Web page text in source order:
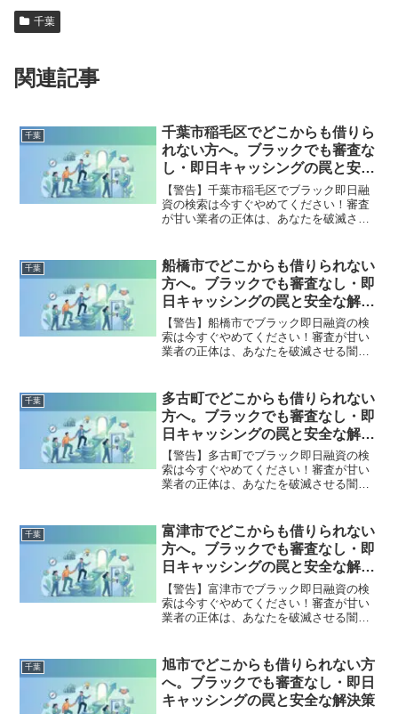
千葉
関連記事
千葉
千葉市稲毛区でどこからも借りら
れない方へ。ブラックでも審査な
し・即日キャッシングの罠と安全
な解決策
【警告】千葉市稲毛区でブラック即日融
資の検索は今すぐやめてください！審査
が甘い業者の正体は、あなたを破滅させ
す。千葉市稲毛区で違法業者を避け、借
金地獄から抜け出した方々の実体験と確
実な解決策を完全公開。
千葉
船橋市でどこからも借りられない
方へ。ブラックでも審査なし・即
日キャッシングの罠と安全な解決
策
【警告】船橋市でブラック即日融資の検
索は今すぐやめてください！審査が甘い
業者の正体は、あなたを破滅させる闇金
市で違法業者を避け、借金地獄から抜け
出した方々の実体験と確実な解決策を完
全公開。
千葉
多古町でどこからも借りられない
方へ。ブラックでも審査なし・即
日キャッシングの罠と安全な解決
策
【警告】多古町でブラック即日融資の検
索は今すぐやめてください！審査が甘い
業者の正体は、あなたを破滅させる闇金
町で違法業者を避け、借金地獄から抜け
出した方々の実体験と確実な解決策を完
全公開。
千葉
富津市でどこからも借りられない
方へ。ブラックでも審査なし・即
日キャッシングの罠と安全な解決
策
【警告】富津市でブラック即日融資の検
索は今すぐやめてください！審査が甘い
業者の正体は、あなたを破滅させる闇金
市で違法業者を避け、借金地獄から抜け
出した方々の実体験と確実な解決策を完
全公開。
千葉
旭市でどこからも借りられない方
へ。ブラックでも審査なし・即日
キャッシングの罠と安全な解決策